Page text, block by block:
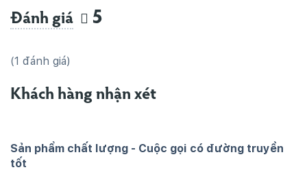
5
(1 đánh giá)
Khách hàng nhận xét
Sản phẩm chất lượng - Cuộc gọi có đường truyền
tốt